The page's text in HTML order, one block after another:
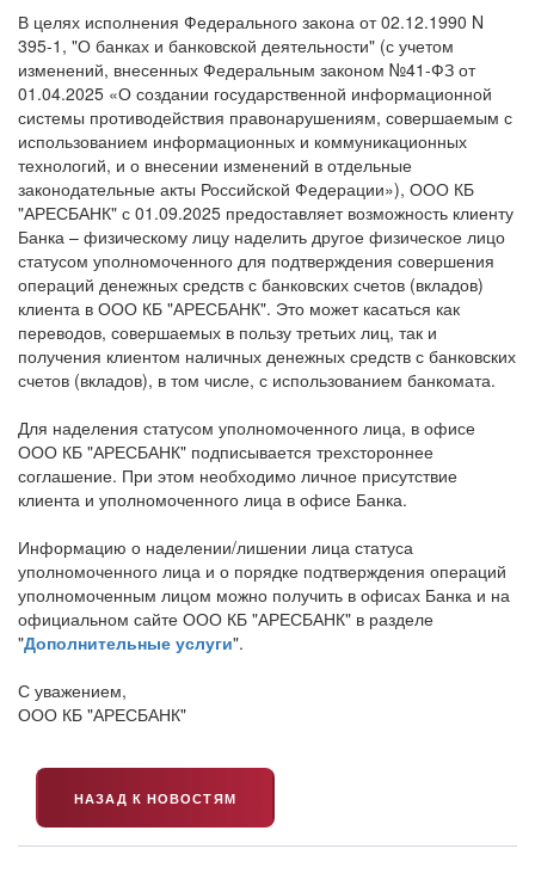
В целях исполнения Федерального закона от 02.12.1990 N
395-1, "О банках и банковской деятельности" (с учетом
изменений, внесенных Федеральным законом №41-ФЗ от
01.04.2025 «О создании государственной информационной
системы противодействия правонарушениям, совершаемым с
использованием информационных и коммуникационных
технологий, и о внесении изменений в отдельные
законодательные акты Российской Федерации»), ООО КБ
"АРЕСБАНК" с 01.09.2025 предоставляет возможность клиенту
Банка – физическому лицу наделить другое физическое лицо
статусом уполномоченного для подтверждения совершения
операций денежных средств с банковских счетов (вкладов)
клиента в ООО КБ "АРЕСБАНК". Это может касаться как
переводов, совершаемых в пользу третьих лиц, так и
получения клиентом наличных денежных средств с банковских
счетов (вкладов), в том числе, с использованием банкомата.
Для наделения статусом уполномоченного лица, в офисе
ООО КБ "АРЕСБАНК" подписывается трехстороннее
соглашение. При этом необходимо личное присутствие
клиента и уполномоченного лица в офисе Банка.
Информацию о наделении/лишении лица статуса
уполномоченного лица и о порядке подтверждения операций
уполномоченным лицом можно получить в офисах Банка и на
официальном сайте ООО КБ "АРЕСБАНК" в разделе
"Дополнительные услуги".
С уважением,
ООО КБ "АРЕСБАНК"
НАЗАД К НОВОСТЯМ